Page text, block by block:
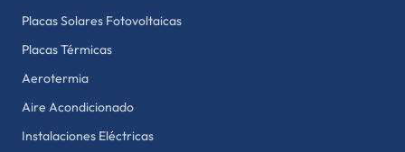
Placas Solares Fotovoltaicas
Placas Térmicas
Aerotermia
Aire Acondicionado
Instalaciones Eléctricas